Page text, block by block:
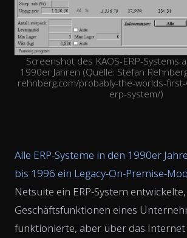
Screenshot des KAOS-ERP-Systems
1990er Jahren (Quelle: Stefan
rehnberg.com/probably-the-worlds-
erp-system/)
Alle ERP-Systeme in den 1990er
bis 1996 ein Legacy-On-Premise-
Netsuite ein ERP-System
Geschäftsfunktionen eines
funktionierte, aber über das